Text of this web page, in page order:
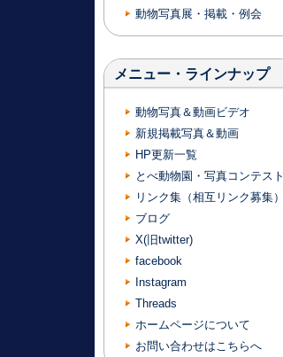
動物写真展・掲載・例会
メニュー・ラインナップ
動物写真＆動画ビデオ
新規掲載写真＆動画
HP更新一覧
とべ動物園・写真コンテスト
リンク集（相互リンク募集）
ブログ
X(旧twitter)
facebook
Instagram
Threads
ホームページについて
お問い合わせはこちらへ